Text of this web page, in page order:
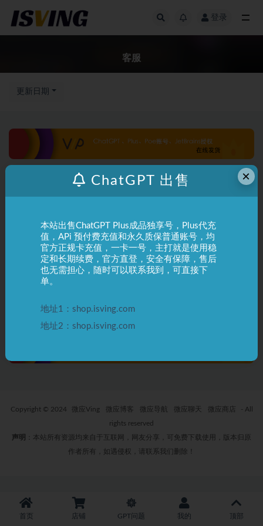
登录
客服
更新日期
MJ教程
Midjourney 封号 官方申诉流程
Copyright © 2024 微应Ving 微应博客 微应导航 微应聊天 微应商店
- All
rights reserved
声明
：本站所有资源均来自于互联网，网友分享，可免费下载使用，版本归原
作者所有，如遇侵权，请联系我们删除！
首页 店铺 GPT问题 我的 顶部
×
ChatGPT 出售
本站出售ChatGPT Plus成品独享号，Plus代充
值，APi 预付费充值和永久质保普通账号，均
官方正规卡充值，一卡一号，主打就是使用稳
定和长期续费，官方直登，安全有保障，售后
也无需担心，随时可以联系我到，可直接下
单。
地址1：shop.isving.com
地址2：shop.isving.com